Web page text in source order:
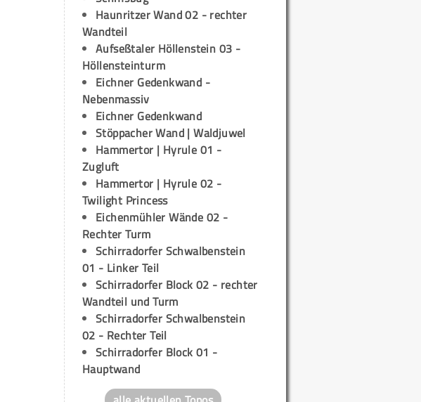
Haunritzer Wand 02 - rechter
Wandteil
Aufseßtaler Höllenstein 03 -
Höllensteinturm
Eichner Gedenkwand -
Nebenmassiv
Eichner Gedenkwand
Stöppacher Wand | Waldjuwel
Hammertor | Hyrule 01 -
Zugluft
Hammertor | Hyrule 02 -
Twilight Princess
Eichenmühler Wände 02 -
Rechter Turm
Schirradorfer Schwalbenstein
01 - Linker Teil
Schirradorfer Block 02 - rechter
Wandteil und Turm
Schirradorfer Schwalbenstein
02 - Rechter Teil
Schirradorfer Block 01 -
Hauptwand